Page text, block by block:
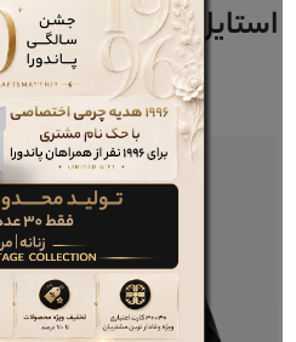
استایل خود را کامل کنید